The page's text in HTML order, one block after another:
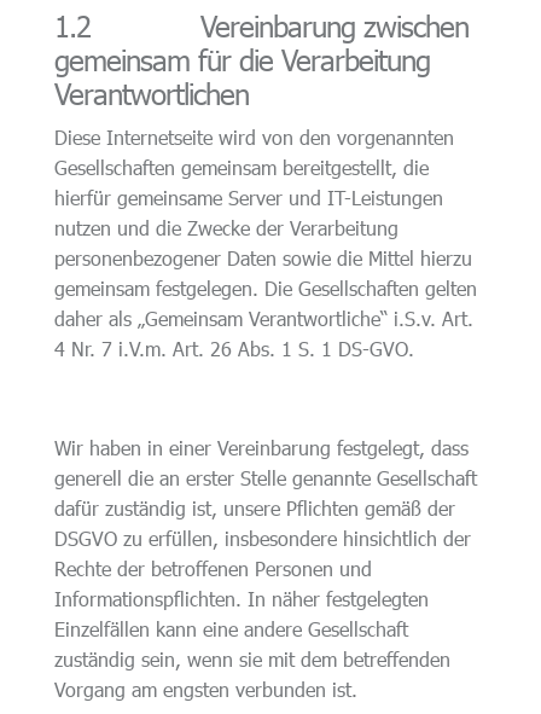
1.2 Vereinbarung zwischen
gemeinsam für die Verarbeitung
Verantwortlichen
Diese Internetseite wird von den vorgenannten
Gesellschaften gemeinsam bereitgestellt, die
hierfür gemeinsame Server und IT-Leistungen
nutzen und die Zwecke der Verarbeitung
personenbezogener Daten sowie die Mittel hierzu
gemeinsam festgelegen. Die Gesellschaften gelten
daher als „Gemeinsam Verantwortliche“ i.S.v. Art.
4 Nr. 7 i.V.m. Art. 26 Abs. 1 S. 1 DS-GVO.
Wir haben in einer Vereinbarung festgelegt, dass
generell die an erster Stelle genannte Gesellschaft
dafür zuständig ist, unsere Pflichten gemäß der
DSGVO zu erfüllen, insbesondere hinsichtlich der
Rechte der betroffenen Personen und
Informationspflichten. In näher festgelegten
Einzelfällen kann eine andere Gesellschaft
zuständig sein, wenn sie mit dem betreffenden
Vorgang am engsten verbunden ist.